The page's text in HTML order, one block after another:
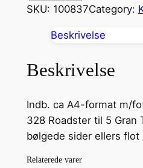
M
t
l
SKU: 100837Category:
Beskrivelse
Beskrivelse
Indb. ca A4-format m/
328 Roadster til 5 Gran
bølgede sider ellers flot
Relaterede varer